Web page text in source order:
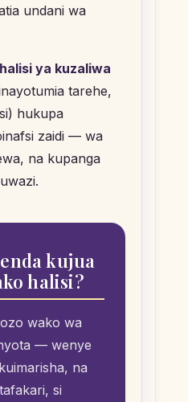
undani wa
ya kuzaliwa
tarehe,
hukupa
zaidi — wa
na kupanga
kujua
halisi?
wako wa
— wenye
na
si